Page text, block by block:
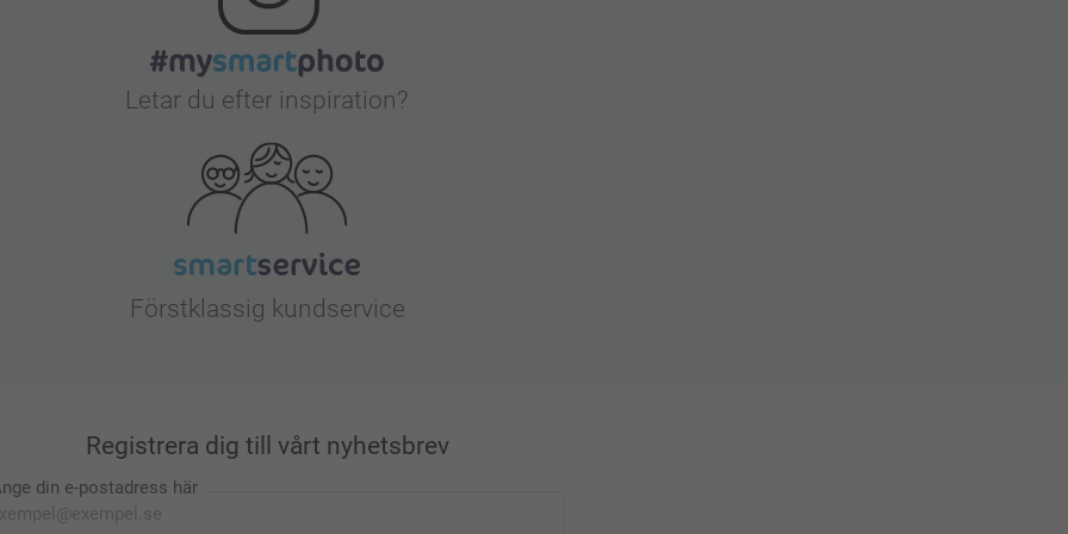
Letar du efter inspiration?
Förstklassig kundservice
Registrera dig till vårt nyhetsbrev
din e-postadress här